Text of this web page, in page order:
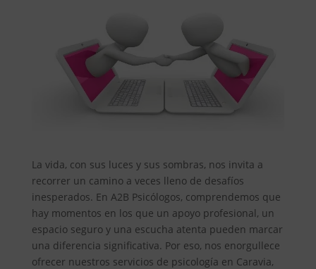
La vida, con sus luces y sus sombras, nos invita a
recorrer un camino a veces lleno de desafíos
inesperados. En A2B Psicólogos, comprendemos que
hay momentos en los que un apoyo profesional, un
espacio seguro y una escucha atenta pueden marcar
una diferencia significativa. Por eso, nos enorgullece
ofrecer nuestros servicios de psicología en Caravia,